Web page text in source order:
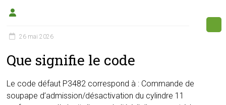
26 mai 2026
Que signifie le code
Le code défaut P3482 correspond à : Commande de
soupape d’admission/désactivation du cylindre 11